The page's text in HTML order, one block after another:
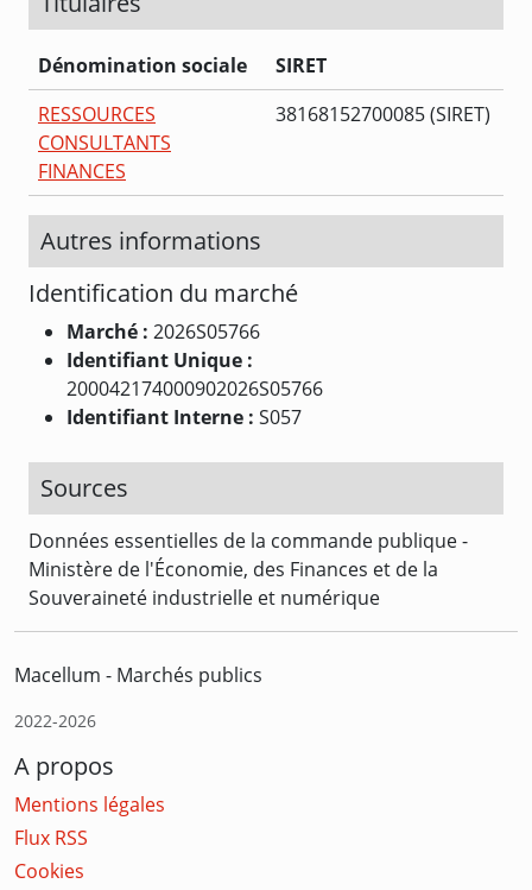
Dénomination sociale
SIRET
RESSOURCES
CONSULTANTS
FINANCES
38168152700085 (SIRET)
Autres informations
Identification du marché
Marché : 2026S05766
Identifiant Unique :
200042174000902026S05766
Identifiant Interne : S057
Sources
Données essentielles de la commande publique -
Ministère de l'Économie, des Finances et de la
Souveraineté industrielle et numérique
Macellum - Marchés publics
2022-2026
A propos
Mentions légales
Flux RSS
Cookies